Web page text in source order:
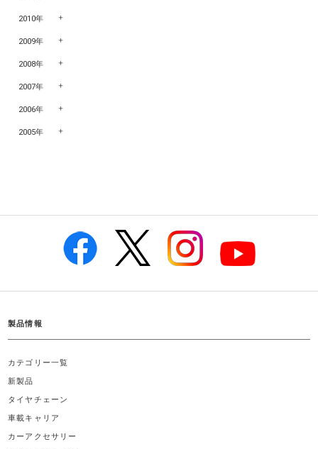
2010年
2009年
2008年
2007年
2006年
2005年
製品情報
カテゴリー一覧
新製品
タイヤチェーン
車載キャリア
カーアクセサリー